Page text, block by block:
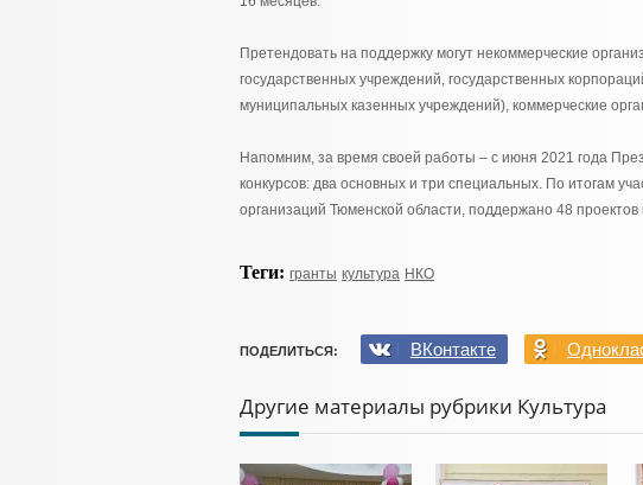
Претендовать на поддержку могут некоммерческие
государственных учреждений, государственных
муниципальных казенных учреждений), коммерческие
Напомним, за время своей работы – с июня 2021 года
конкурсов: два основных и три специальных. По итогам
организаций Тюменской области, поддержано 48
Теги: гранты культура НКО
ПОДЕЛИТЬСЯ: ВКонтакте
Другие материалы рубрики Культура